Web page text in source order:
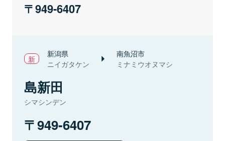
949-6407
新潟県
ニイガタケン
南魚沼市
ミナミウオヌマシ
島新田
シマシンデン
949-6407